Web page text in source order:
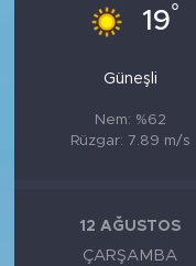
19°
Güneşli
Nem: %62
Rüzgar: 7.89 m/s
12 AĞUSTOS
ÇARŞAMBA